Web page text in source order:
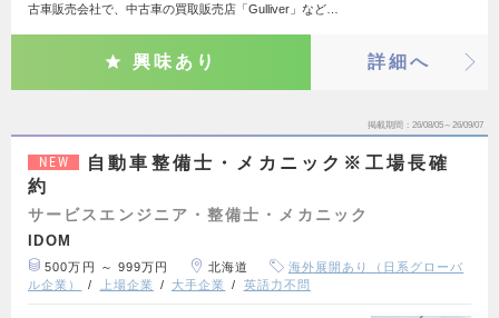
古車販売会社で、中古車の買取販売店「Gulliver」など…
興味あり 詳細へ
掲載期間 26/08/05～26/09/07
NEW
自動車整備士・メカニック※工場長確
約
サービスエンジニア・整備士・メカニック
IDOM
500万円 ～ 999万円 北海道
海外展開あり（日系グローバ
ル企業）
上場企業 大手企業 英語力不問